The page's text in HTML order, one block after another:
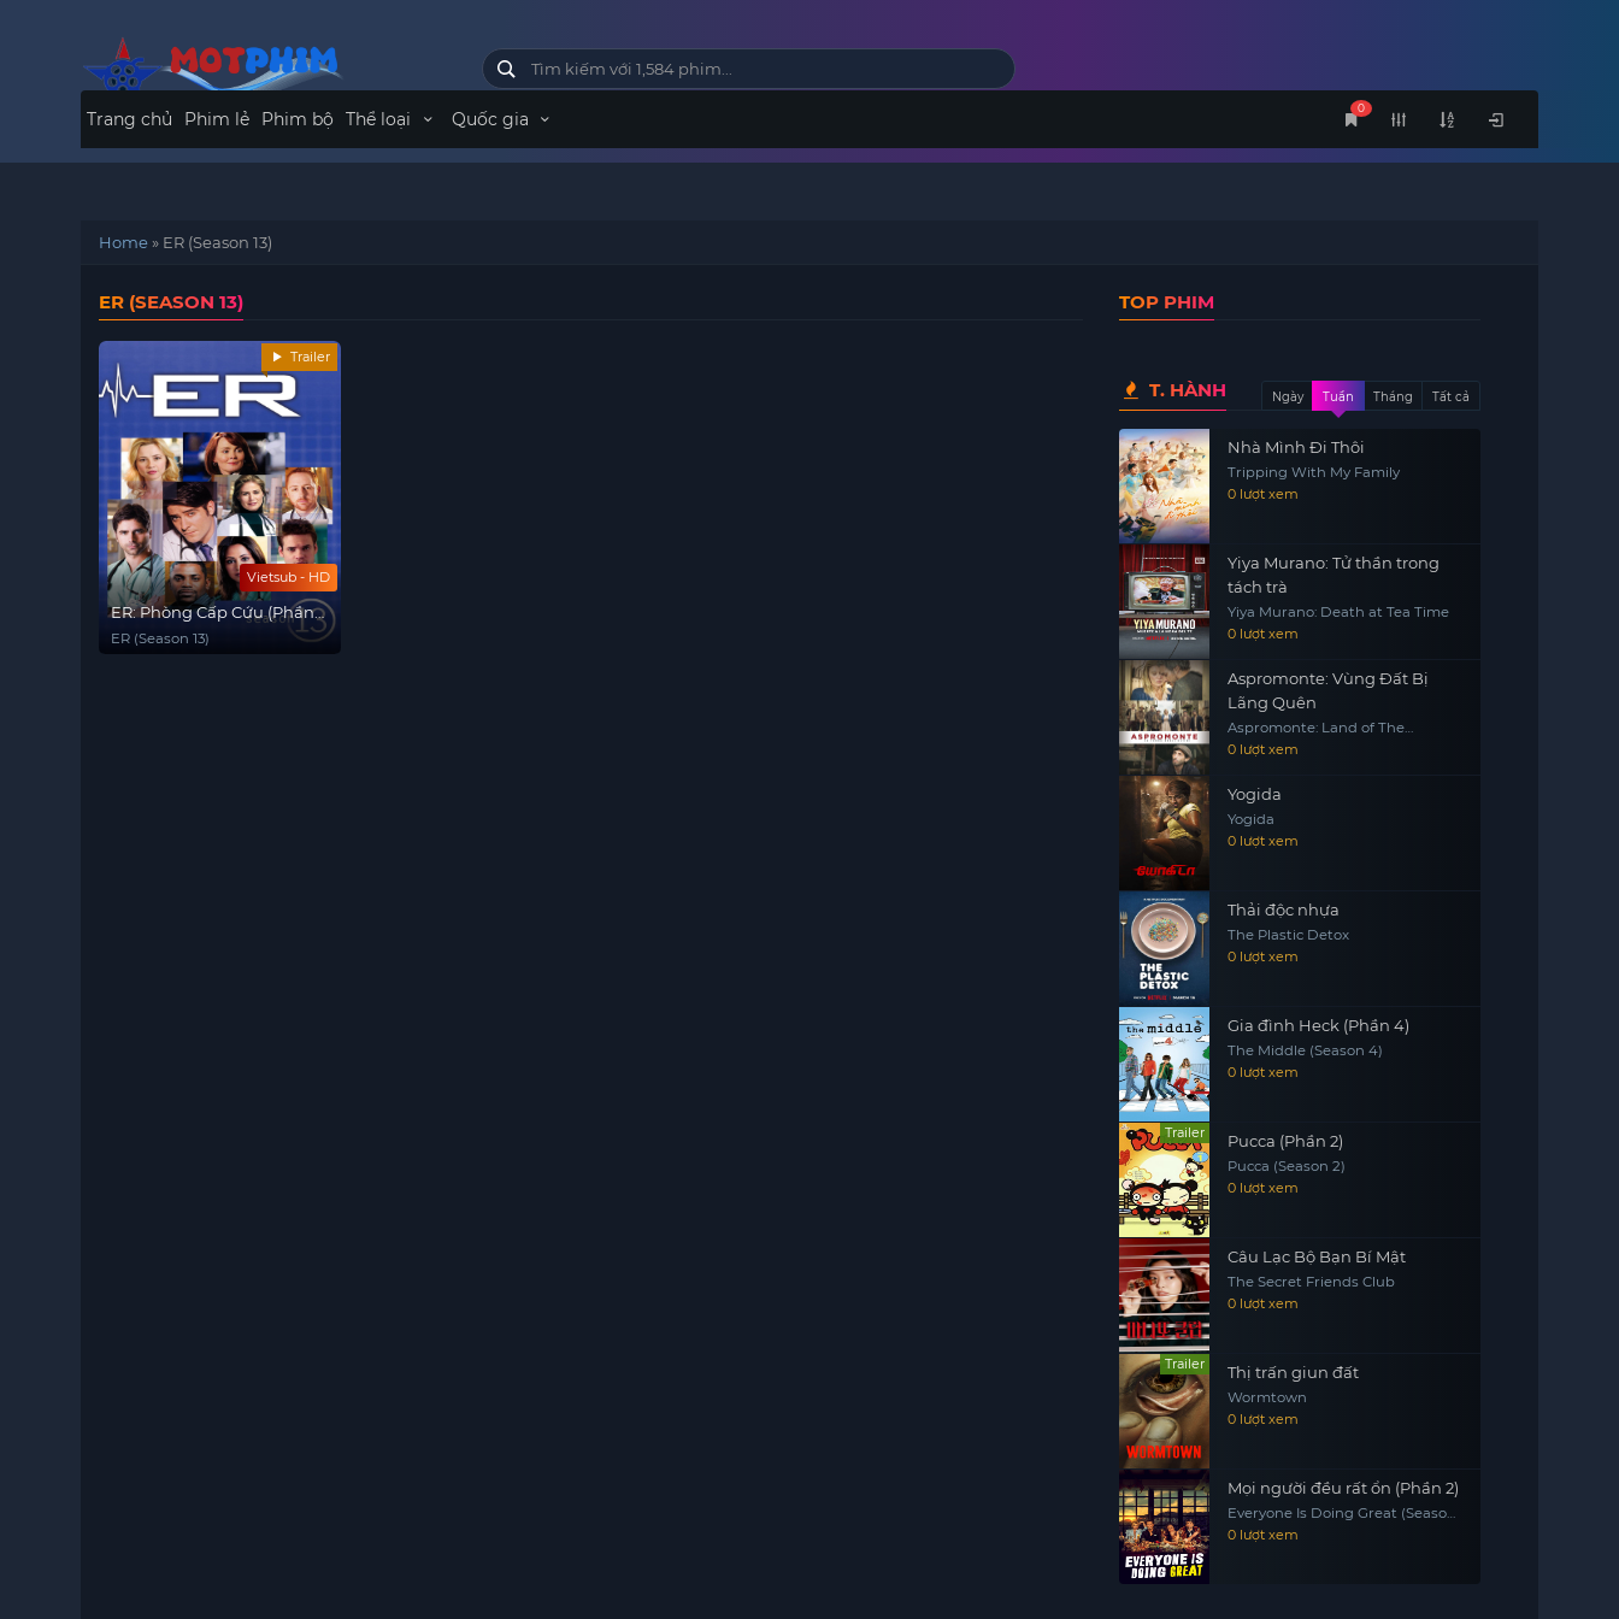
0
Trang chủ Phim lẻ Phim bộ Thể loại Quốc gia
Home» ER (Season 13)
ER (SEASON 13)
Vietsub - HD
Trailer
ER: Phòng Cấp Cứu (Phần
13)
ER (Season 13)
TOP PHIM
T. HÀNH Ngày Tuần Tháng Tất cả
Nhà Mình Đi Thôi
Tripping With My Family
0 lượt xem
Yiya Murano: Tử thần trong
tách trà
Yiya Murano: Death at Tea Time
0 lượt xem
Aspromonte: Vùng Đất Bị
Lãng Quên
Aspromonte: Land of The
Forgotten
0 lượt xem
Yogida
Yogida
0 lượt xem
Thải độc nhựa
The Plastic Detox
0 lượt xem
Gia đình Heck (Phần 4)
The Middle (Season 4)
0 lượt xem
Trailer Pucca (Phần 2)
Pucca (Season 2)
0 lượt xem
Câu Lạc Bộ Bạn Bí Mật
The Secret Friends Club
0 lượt xem
Trailer Thị trấn giun đất
Wormtown
0 lượt xem
Mọi người đều rất ổn (Phần 2)
Everyone Is Doing Great (Season
2)
0 lượt xem